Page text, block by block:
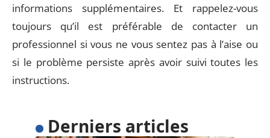
informations supplémentaires. Et rappelez-vous
toujours qu’il est préférable de contacter un
professionnel si vous ne vous sentez pas à l’aise ou
si le problème persiste après avoir suivi toutes les
instructions.
Derniers articles